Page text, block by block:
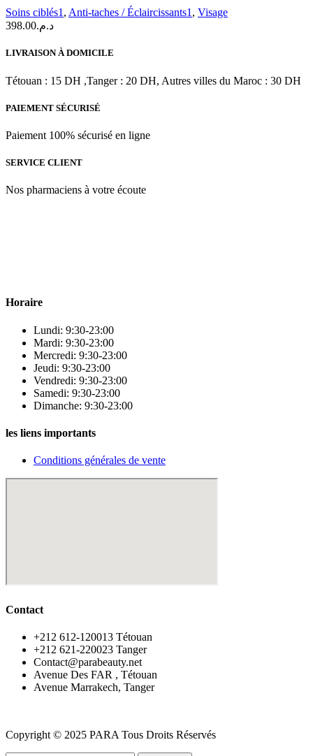
la
Vitamine
|
ml
Soins ciblés1 , Anti-taches / Éclaircissants1 , Visage
د.م.398.00
LIVRAISON À DOMICILE
Tétouan : 15 DH ,Tanger : 20 DH, Autres villes du Maroc : 30 DH
PAIEMENT SÉCURISÉ
Paiement 100% sécurisé en ligne
SERVICE CLIENT
Nos pharmaciens à votre écoute
Horaire
Lundi: 9:30-23:00
Mardi: 9:30-23:00
Mercredi: 9:30-23:00
Jeudi: 9:30-23:00
Vendredi: 9:30-23:00
Samedi: 9:30-23:00
Dimanche: 9:30-23:00
les liens importants
Conditions générales de vente
Contact
‪+212 612-120013 Tétouan
‪+212 621-220023 Tanger
Contact@parabeauty.net
Avenue Des FAR , Tétouan
Avenue Marrakech, Tanger
Copyright © 2025 PARA Tous Droits Réservés